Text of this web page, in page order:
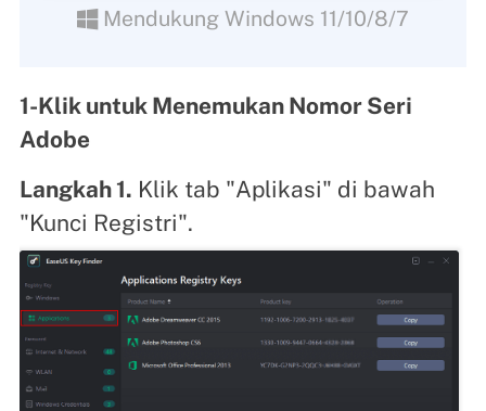
Mendukung Windows 11/10/8/7
1-Klik untuk Menemukan Nomor Seri
Adobe
Langkah 1. Klik tab "Aplikasi" di bawah
"Kunci Registri".